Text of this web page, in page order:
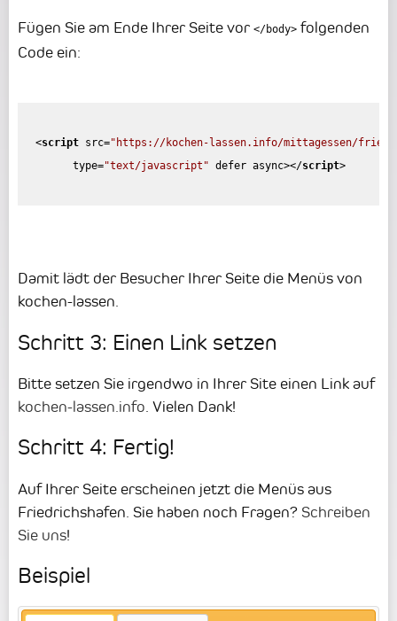
Fügen Sie am Ende Ihrer Seite vor </body> folgenden
Code ein:
<script src="https://kochen-lassen.info/mittagessen/
type="text/javascript" defer async></script>
Damit lädt der Besucher Ihrer Seite die Menüs von
kochen-lassen.
Schritt 3: Einen Link setzen
Bitte setzen Sie irgendwo in Ihrer Site einen Link auf
kochen-lassen.info. Vielen Dank!
Schritt 4: Fertig!
Auf Ihrer Seite erscheinen jetzt die Menüs aus
Friedrichshafen. Sie haben noch Fragen? Schreiben
Sie uns!
Beispiel